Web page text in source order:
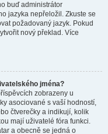
buď administrátor
jazyka nepřeložil. Zkuste se
požadovaný jazyk. Pokud
nový překlad. Více
jména?
zobrazeny u
asociované s vaší hodností,
čtverečky a indikují, kolik
mají uživatelé fóra funkci.
a obecně se jedná o